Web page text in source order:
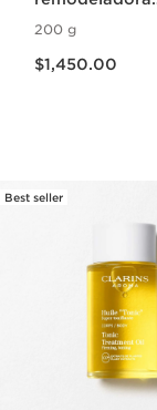
200 g
$1,450.00
Best seller